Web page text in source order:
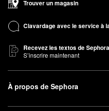
Trouver un magasin
Clavardage avec le service à
Recevez les textos de Sephora
S’inscrire maintenant
À propos de Sephora